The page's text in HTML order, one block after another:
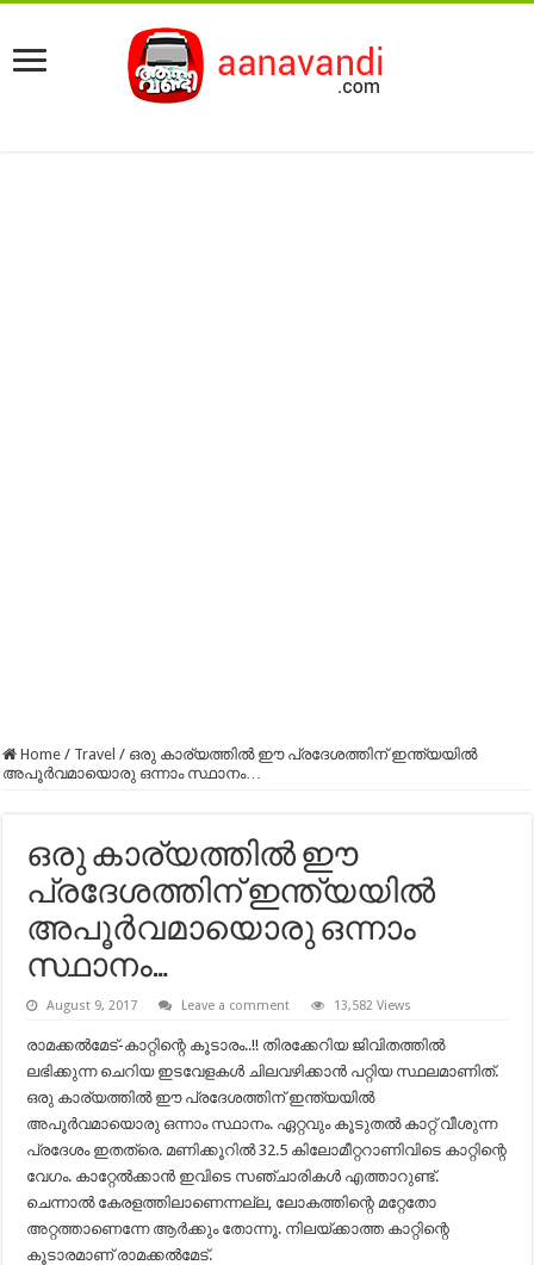
Home / Travel / ഒരു കാര്യത്തില്‍ ഈ പ്രദേശത്തിന്‌ ഇന്ത്യയില്‍
അപൂര്‍വമായൊരു ഒന്നാം സ്ഥാനം…
ഒരു കാര്യത്തില്‍ ഈ
പ്രദേശത്തിന്‌ ഇന്ത്യയില്‍
അപൂര്‍വമായൊരു ഒന്നാം
സ്ഥാനം…
August 9, 2017 Leave a comment 13,582 Views
രാമക്കല്‍മേട്-കാറ്റിന്റെ കൂടാരം..!! തിരക്കേറിയ ജിവിതത്തിൽ
ലഭിക്കുന്ന ചെറിയ ഇടവേളകൾ ചിലവഴിക്കാൻ പറ്റിയ സ്ഥലമാണിത്.
ഒരു കാര്യത്തില്‍ ഈ പ്രദേശത്തിന്‌ ഇന്ത്യയില്‍
അപൂര്‍വമായൊരു ഒന്നാം സ്ഥാനം. ഏറ്റവും കൂടുതല്‍ കാറ്റ്‌ വീശുന്ന
പ്രദേശം ഇതത്രെ. മണിക്കൂറില്‍ 32.5 കിലോമീറ്ററാണിവിടെ കാറ്റിന്റെ
വേഗം. കാറ്റേല്‍ക്കാന്‍ ഇവിടെ സഞ്ചാരികള്‍ എത്താറുണ്ട്‌.
ചെന്നാല്‍ കേരളത്തിലാണെന്നല്ല, ലോകത്തിന്റെ മറ്റേതോ
അറ്റത്താണെന്നേ ആര്‍ക്കും തോന്നൂ. നിലയ്ക്കാത്ത കാറ്റിന്റെ
കൂടാരമാണ് രാമക്കല്‍മേട്.